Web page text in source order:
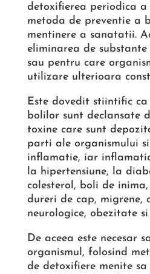
detoxifierea periodica a
metoda de preventie a
mentinere a sanatatii.
eliminarea de
sau pentru care
utilizare ulterioara
Este dovedit stiintific
bolilor sunt declansate
toxine care sunt
parti ale organismului
inflamatie, iar
la hipertensiune, la
colesterol, boli de
dureri de cap, migrene,
neurologice, obezitate
De aceea este necesar
organismul, folosind
de detoxifiere menite sa